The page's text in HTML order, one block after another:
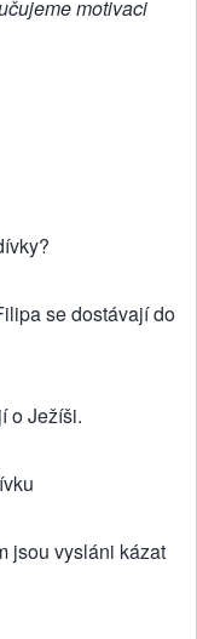
motivaci
se dostávají do
o Ježíši.
jsou vysláni kázat